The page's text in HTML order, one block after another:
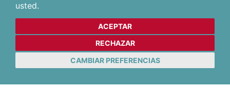
usted.
ACEPTAR
RECHAZAR
CAMBIAR PREFERENCIAS